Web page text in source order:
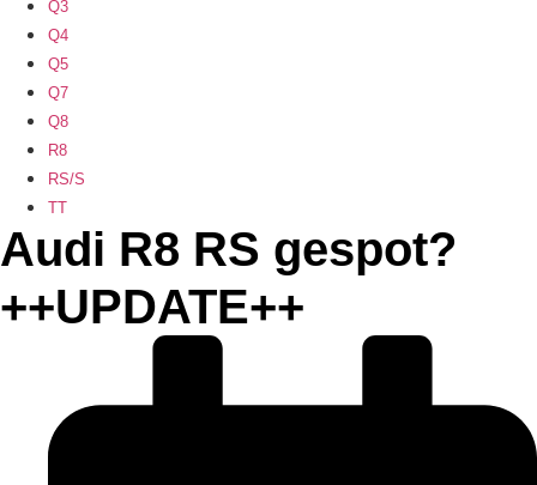
Q3
Q4
Q5
Q7
Q8
R8
RS/S
TT
Audi R8 RS gespot?
++UPDATE++